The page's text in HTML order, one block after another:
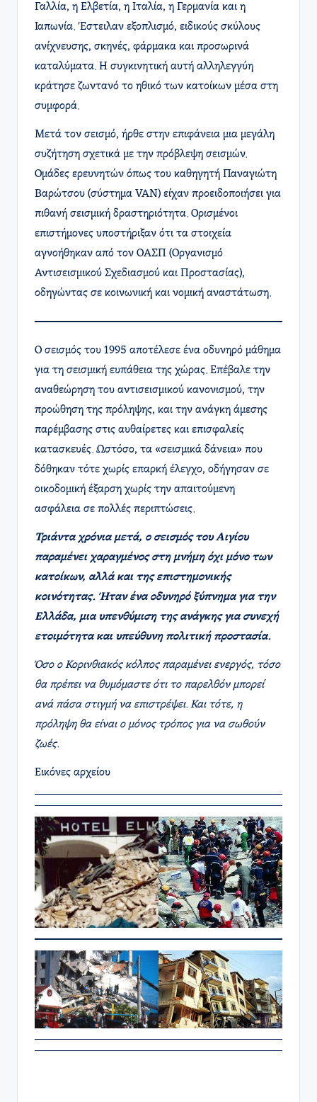
Γαλλία, η Ελβετία, η Ιταλία, η Γερμανία και η
Ιαπωνία. Έστειλαν εξοπλισμό, ειδικούς σκύλους
ανίχνευσης, σκηνές, φάρμακα και προσωρινά
καταλύματα. Η συγκινητική αυτή αλληλεγγύη
κράτησε ζωντανό το ηθικό των κατοίκων μέσα στη
συμφορά.
Μετά τον σεισμό, ήρθε στην επιφάνεια μια μεγάλη
συζήτηση σχετικά με την πρόβλεψη σεισμών.
Ομάδες ερευνητών όπως του καθηγητή Παναγιώτη
Βαρώτσου (σύστημα VAN) είχαν προειδοποιήσει για
πιθανή σεισμική δραστηριότητα. Ορισμένοι
επιστήμονες υποστήριξαν ότι τα στοιχεία
αγνοήθηκαν από τον ΟΑΣΠ (Οργανισμό
Αντισεισμικού Σχεδιασμού και Προστασίας),
οδηγώντας σε κοινωνική και νομική αναστάτωση.
Ο σεισμός του 1995 αποτέλεσε ένα οδυνηρό μάθημα
για τη σεισμική ευπάθεια της χώρας. Επέβαλε την
αναθεώρηση του αντισεισμικού κανονισμού, την
προώθηση της πρόληψης, και την ανάγκη άμεσης
παρέμβασης στις αυθαίρετες και επισφαλείς
κατασκευές. Ωστόσο, τα «σεισμικά δάνεια» που
δόθηκαν τότε χωρίς επαρκή έλεγχο, οδήγησαν σε
οικοδομική έξαρση χωρίς την απαιτούμενη
ασφάλεια σε πολλές περιπτώσεις.
Τριάντα χρόνια μετά, ο σεισμός του Αιγίου
παραμένει χαραγμένος στη μνήμη όχι μόνο των
κατοίκων, αλλά και της επιστημονικής
κοινότητας. Ήταν ένα οδυνηρό ξύπνημα για την
Ελλάδα, μια υπενθύμιση της ανάγκης για συνεχή
ετοιμότητα και υπεύθυνη πολιτική προστασία.
Όσο ο Κορινθιακός κόλπος παραμένει ενεργός, τόσο
θα πρέπει να θυμόμαστε ότι το παρελθόν μπορεί
ανά πάσα στιγμή να επιστρέψει. Και τότε, η
πρόληψη θα είναι ο μόνος τρόπος για να σωθούν
ζωές.
Εικόνες αρχείου